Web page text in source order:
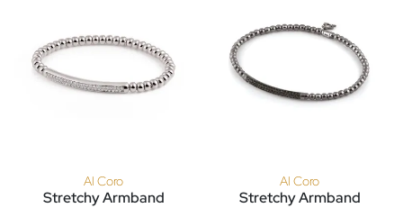
Al Coro
Stretchy Armband
Al Coro
Stretchy Armband